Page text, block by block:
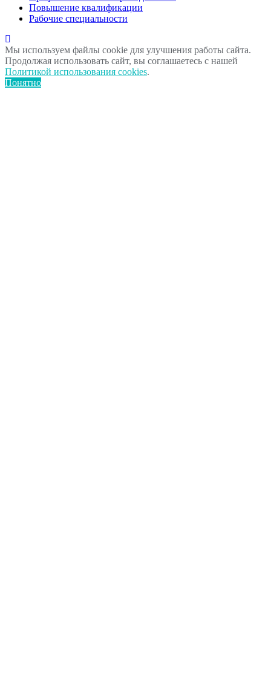
Повышение квалификации
Рабочие специальности
Мы используем файлы cookie для улучшения работы сайта.
Продолжая использовать сайт, вы соглашаетесь с нашей
Политикой использования cookies.
Понятно